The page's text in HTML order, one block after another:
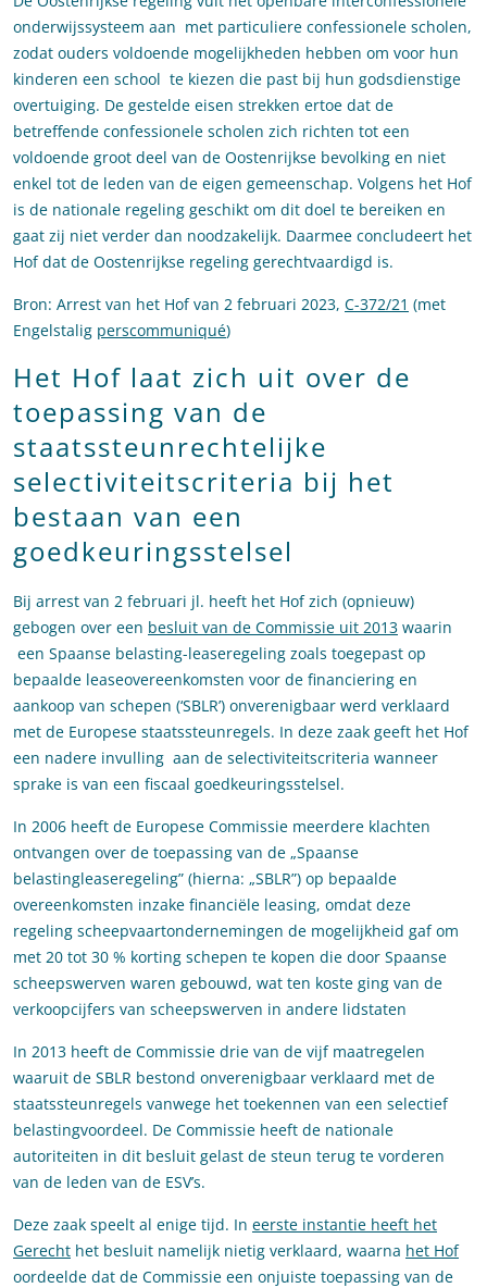
onderwijssysteem aan met particuliere confessionele scholen,
zodat ouders voldoende mogelijkheden hebben om voor hun
kinderen een school te kiezen die past bij hun godsdienstige
overtuiging. De gestelde eisen strekken ertoe dat de
betreffende confessionele scholen zich richten tot een
voldoende groot deel van de Oostenrijkse bevolking en niet
enkel tot de leden van de eigen gemeenschap. Volgens het Hof
is de nationale regeling geschikt om dit doel te bereiken en
gaat zij niet verder dan noodzakelijk. Daarmee concludeert het
Hof dat de Oostenrijkse regeling gerechtvaardigd is.
Bron: Arrest van het Hof van 2 februari 2023, C-372/21 (met
Engelstalig perscommuniqué)
Het Hof laat zich uit over de
toepassing van de
staatssteunrechtelijke
selectiviteitscriteria bij het
bestaan van een
goedkeuringsstelsel
Bij arrest van 2 februari jl. heeft het Hof zich (opnieuw)
gebogen over een besluit van de Commissie uit 2013 waarin
een Spaanse belasting-leaseregeling zoals toegepast op
bepaalde leaseovereenkomsten voor de financiering en
aankoop van schepen (‘SBLR’) onverenigbaar werd verklaard
met de Europese staatssteunregels. In deze zaak geeft het Hof
een nadere invulling aan de selectiviteitscriteria wanneer
sprake is van een fiscaal goedkeuringsstelsel.
In 2006 heeft de Europese Commissie meerdere klachten
ontvangen over de toepassing van de „Spaanse
belastingleaseregeling” (hierna: „SBLR”) op bepaalde
overeenkomsten inzake financiële leasing, omdat deze
regeling scheepvaartondernemingen de mogelijkheid gaf om
met 20 tot 30 % korting schepen te kopen die door Spaanse
scheepswerven waren gebouwd, wat ten koste ging van de
verkoopcijfers van scheepswerven in andere lidstaten
In 2013 heeft de Commissie drie van de vijf maatregelen
waaruit de SBLR bestond onverenigbaar verklaard met de
staatssteunregels vanwege het toekennen van een selectief
belastingvoordeel. De Commissie heeft de nationale
autoriteiten in dit besluit gelast de steun terug te vorderen
van de leden van de ESV’s.
Deze zaak speelt al enige tijd. In eerste instantie heeft het
Gerecht het besluit namelijk nietig verklaard, waarna het Hof
oordeelde dat de Commissie een onjuiste toepassing van de